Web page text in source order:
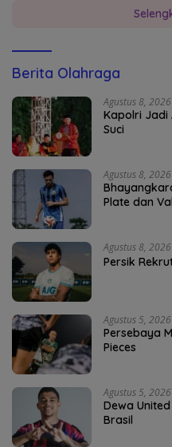
Berita Olahraga
Agustus 8, 2026
Kapolri Jadi
Suci
Agustus 8, 2026
Plate dan
Agustus 8, 2026
Persik
Agustus 5, 2026
Persebaya
Pieces
Agustus 5, 2026
Dewa
Brasil